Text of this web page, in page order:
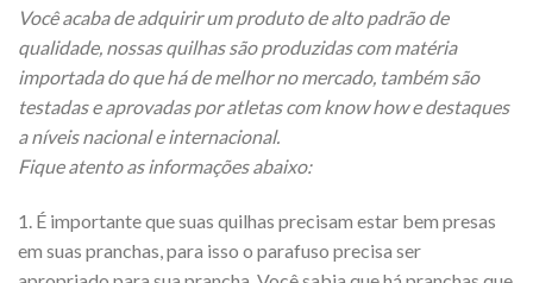
Você acaba de adquirir um produto de alto padrão de
qualidade, nossas quilhas são produzidas com matéria
importada do que há de melhor no mercado, também são
testadas e aprovadas por atletas com know how e destaques
a níveis nacional e internacional.
Fique atento as informações abaixo:
1. É importante que suas quilhas precisam estar bem presas
em suas pranchas, para isso o parafuso precisa ser